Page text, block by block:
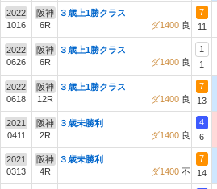
2022
1016
阪神
6R
３歳上1勝クラス
ダ1400 良
7
11
2022
0626
阪神
6R
３歳上1勝クラス
ダ1400 良
1
1
2022
0618
阪神
12R
３歳上1勝クラス
ダ1400 良
7
13
2021
0411
阪神
2R
３歳未勝利
ダ1400 良
4
6
2021
0313
阪神
4R
３歳未勝利
ダ1400 不
7
14